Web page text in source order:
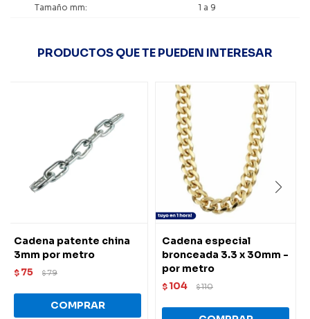
Tamaño mm 1 a 9
PRODUCTOS QUE TE PUEDEN INTERESAR
Cadena patente china
3mm por metro
$ 75 $79
Cadena especial
bronceada 3.3 x 30mm -
por metro
$ 104 $110